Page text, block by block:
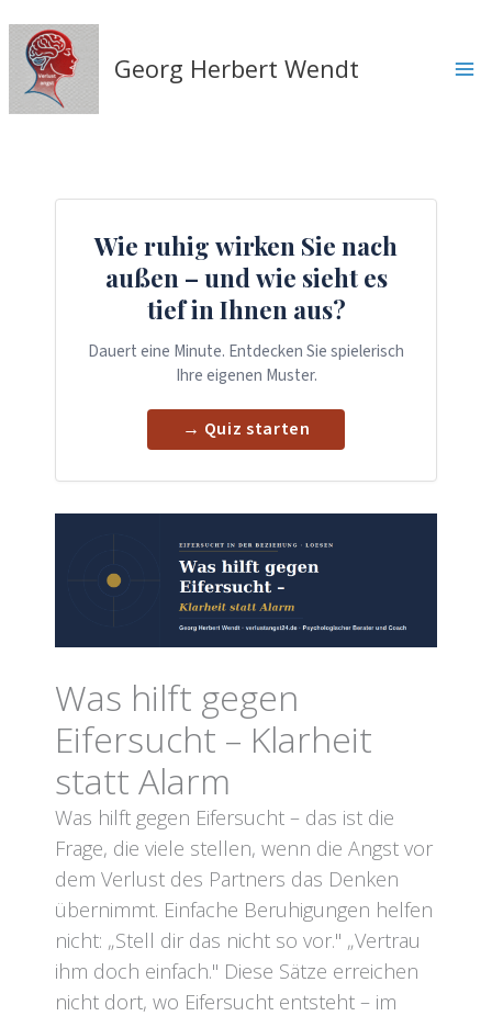
Inhalt
springen
Georg Herbert Wendt
Wie ruhig wirken Sie nach
außen – und wie sieht es
tief in Ihnen aus?
Dauert eine Minute. Entdecken Sie spielerisch
Ihre eigenen Muster.
→ Quiz starten
Was hilft gegen
Eifersucht – Klarheit
statt Alarm
Was hilft gegen Eifersucht – das ist die
Frage, die viele stellen, wenn die Angst vor
dem Verlust des Partners das Denken
übernimmt. Einfache Beruhigungen helfen
nicht: „Stell dir das nicht so vor." „Vertrau
ihm doch einfach." Diese Sätze erreichen
nicht dort, wo Eifersucht entsteht – im